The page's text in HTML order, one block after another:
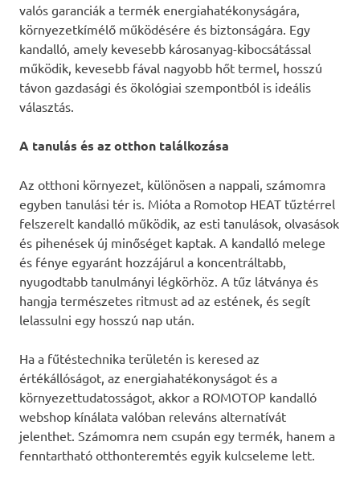
valós garanciák a termék energiahatékonyságára,
környezetkímélő működésére és biztonságára. Egy
kandalló, amely kevesebb károsanyag-kibocsátással
működik, kevesebb fával nagyobb hőt termel, hosszú
távon gazdasági és ökológiai szempontból is ideális
választás.
A tanulás és az otthon találkozása
Az otthoni környezet, különösen a nappali, számomra
egyben tanulási tér is. Mióta a Romotop HEAT tűztérrel
felszerelt kandalló működik, az esti tanulások, olvasások
és pihenések új minőséget kaptak. A kandalló melege
és fénye egyaránt hozzájárul a koncentráltabb,
nyugodtabb tanulmányi légkörhöz. A tűz látványa és
hangja természetes ritmust ad az estének, és segít
lelassulni egy hosszú nap után.
Ha a fűtéstechnika területén is keresed az
értékállóságot, az energiahatékonyságot és a
környezettudatosságot, akkor a ROMOTOP kandalló
webshop kínálata valóban releváns alternatívát
jelenthet. Számomra nem csupán egy termék, hanem a
fenntartható otthonteremtés egyik kulcseleme lett.